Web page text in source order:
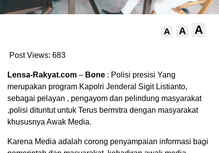
A A A
Post Views: 683
Lensa-Rakyat.com – Bone : Polisi presisi Yang
merupakan program Kapolri Jenderal Sigit Listianto,
sebagai pelayan , pengayom dan pelindung masyarakat
,polisi dituntut untuk Terus bermitra dengan masyarakat
khususnya Awak Media.
Karena Media adalah corong penyampaian informasi bagi